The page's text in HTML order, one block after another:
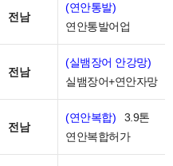
전남
(연안통발)
연안통발어업
전남
(실뱀장어 안강망)
실뱀장어+연안자망
전남
(연안복합)
3.9톤
연안복합허가